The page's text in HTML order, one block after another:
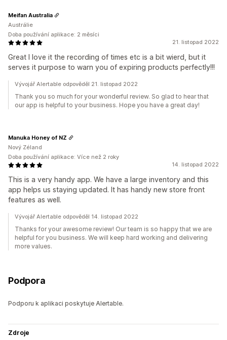
21. listopad 2022
Great I love it the recording of times etc is a bit wierd, but it
serves it purpose to warn you of expiring products perfectly!!!
Meifan Australia
Austrálie
Doba používání aplikace: 2 měsíci
Vývojář Alertable odpověděl 21. listopad 2022
Thank you so much for your wonderful review. So glad to hear that
our app is helpful to your business. Hope you have a great day!
14. listopad 2022
This is a very handy app. We have a large inventory and this
app helps us staying updated. It has handy new store front
features as well.
Manuka Honey of NZ
Nový Zéland
Doba používání aplikace: Více než 2 roky
Vývojář Alertable odpověděl 14. listopad 2022
Thanks for your awesome review! Our team is so happy that we are
helpful for you business. We will keep hard working and delivering
more values.
Podpora
Podporu k aplikaci poskytuje Alertable.
Zdroje